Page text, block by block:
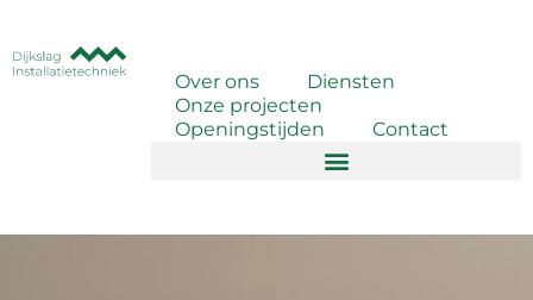
Over ons
Diensten
Onze projecten
Openingstijden
Contact